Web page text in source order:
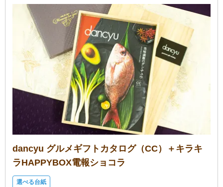
dancyu グルメギフトカタログ（CC）＋キラキ
ラHAPPYBOX電報ショコラ
選べる台紙